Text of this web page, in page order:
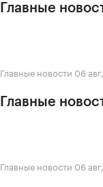
Главные
Главные новости 06
Главные
Главные новости 06